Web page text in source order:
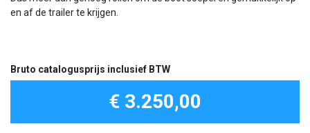
en af de trailer te krijgen.
Bruto catalogusprijs inclusief BTW
€ 3.250,00